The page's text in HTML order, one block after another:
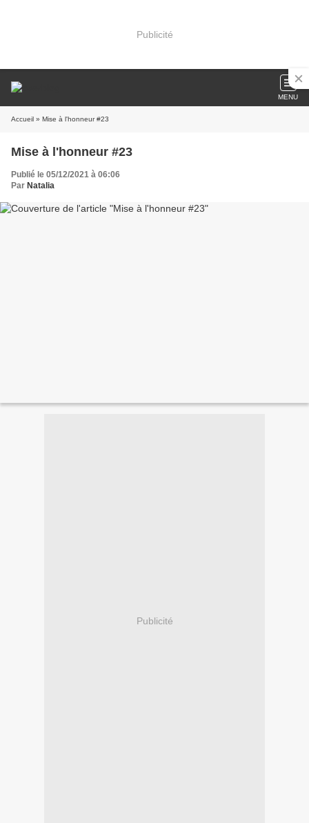
Publicité
MENU
Accueil » Mise à l'honneur #23
Mise à l'honneur #23
Publié le 05/12/2021 à 06:06
Par Natalia
Publicité